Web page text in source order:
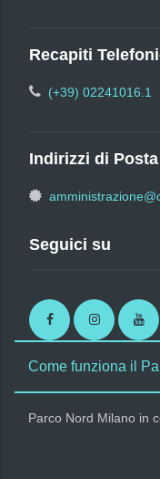
Recapiti
(+39) 02241016.1
Indirizzi di
Seguici su
FacebookInstagram
Come funziona il
Parco Nord Milano in